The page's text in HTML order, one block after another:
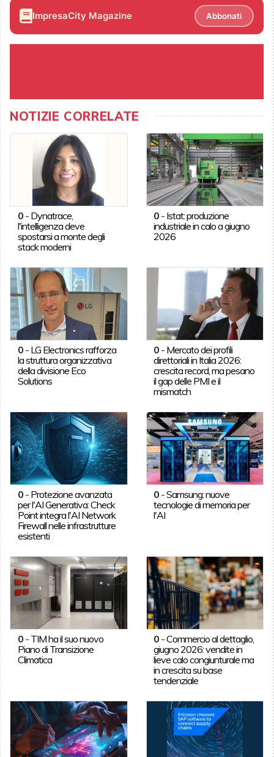
ImpresaCity Magazine Abbonati
NOTIZIE CORRELATE
0- Dynatrace,
l'intelligenza deve
spostarsi a monte degli
stack moderni
0 - Istat: produzione
industriale in calo a giugno
2026
0- LG Electronics rafforza
la struttura organizzativa
della divisione Eco
Solutions
0 - Mercato dei profili
direttoriali in Italia 2026:
crescita record, ma pesano
il gap delle PMI e il
mismatch
0- Protezione avanzata
per l'AI Generativa: Check
Point integra l'AI Network
Firewall nelle infrastrutture
esistenti
0 -Samsung: nuove
tecnologie di memoria per
l'AI
0- TIM ha il suo nuovo
Piano di Transizione
Climatica
0 -Commercio al dettaglio,
giugno 2026: vendite in
lieve calo congiunturale ma
in crescita su base
tendenziale